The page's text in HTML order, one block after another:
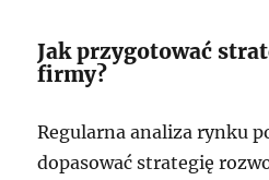
Jak przygotować
firmy?
Regularna analiza rynku
dopasować strategię